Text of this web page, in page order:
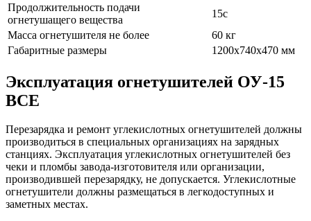
Продолжительность подачи
огнетушащего вещества
15с
Масса огнетушителя не более
60 кг
Габаритные размеры
1200х740х470 мм
Эксплуатация огнетушителей ОУ-15
ВСЕ
Перезарядка и ремонт углекислотных огнетушителей должны
производиться в специальных организациях на зарядных
станциях. Эксплуатация углекислотных огнетушителей без
чеки и пломбы завода-изготовителя или организации,
производившей перезарядку, не допускается. Углекислотные
огнетушители должны размещаться в легкодоступных и
заметных местах.